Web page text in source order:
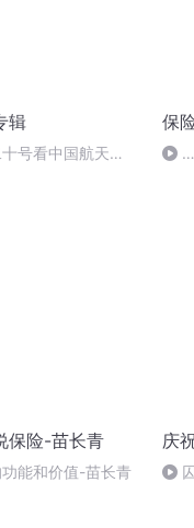
辑
号看中国航天
保
保险-苗长青
能和价值-苗长青
庆